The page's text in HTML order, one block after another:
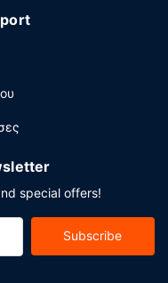
Αυτό το
18 τετραγωνικά
μας θα βρείτε
special offers!
Subscribe